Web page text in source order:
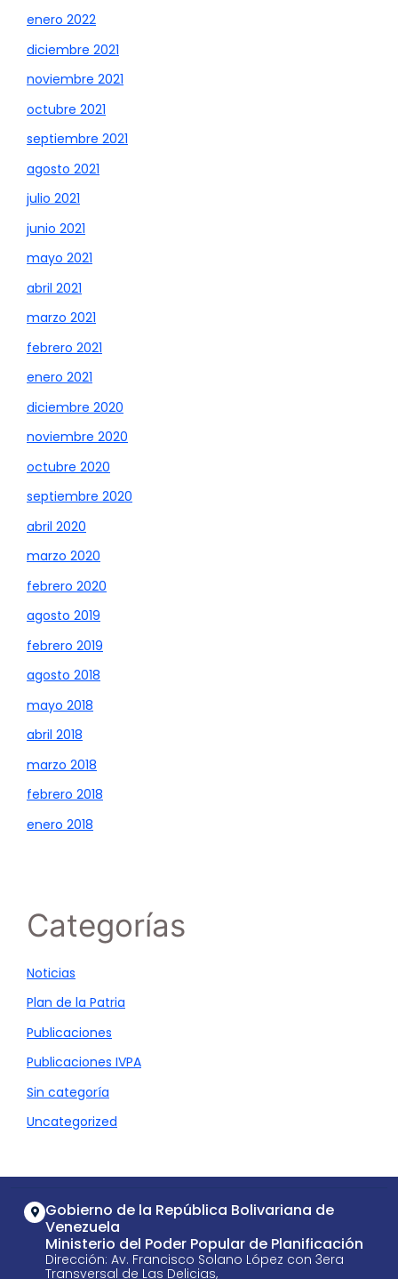
enero 2022
diciembre 2021
noviembre 2021
octubre 2021
septiembre 2021
agosto 2021
julio 2021
junio 2021
mayo 2021
abril 2021
marzo 2021
febrero 2021
enero 2021
diciembre 2020
noviembre 2020
octubre 2020
septiembre 2020
abril 2020
marzo 2020
febrero 2020
agosto 2019
febrero 2019
agosto 2018
mayo 2018
abril 2018
marzo 2018
febrero 2018
enero 2018
Categorías
Noticias
Plan de la Patria
Publicaciones
Publicaciones IVPA
Sin categoría
Uncategorized
Gobierno de la República Bolivariana de
Venezuela
Ministerio del Poder Popular de Planificación
Dirección: Av. Francisco Solano López con 3era
Transversal de Las Delicias,